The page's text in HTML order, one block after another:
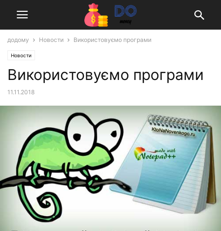
додому Новости Використовуємо програми
Новости
Використовуємо програми
11.11.2018